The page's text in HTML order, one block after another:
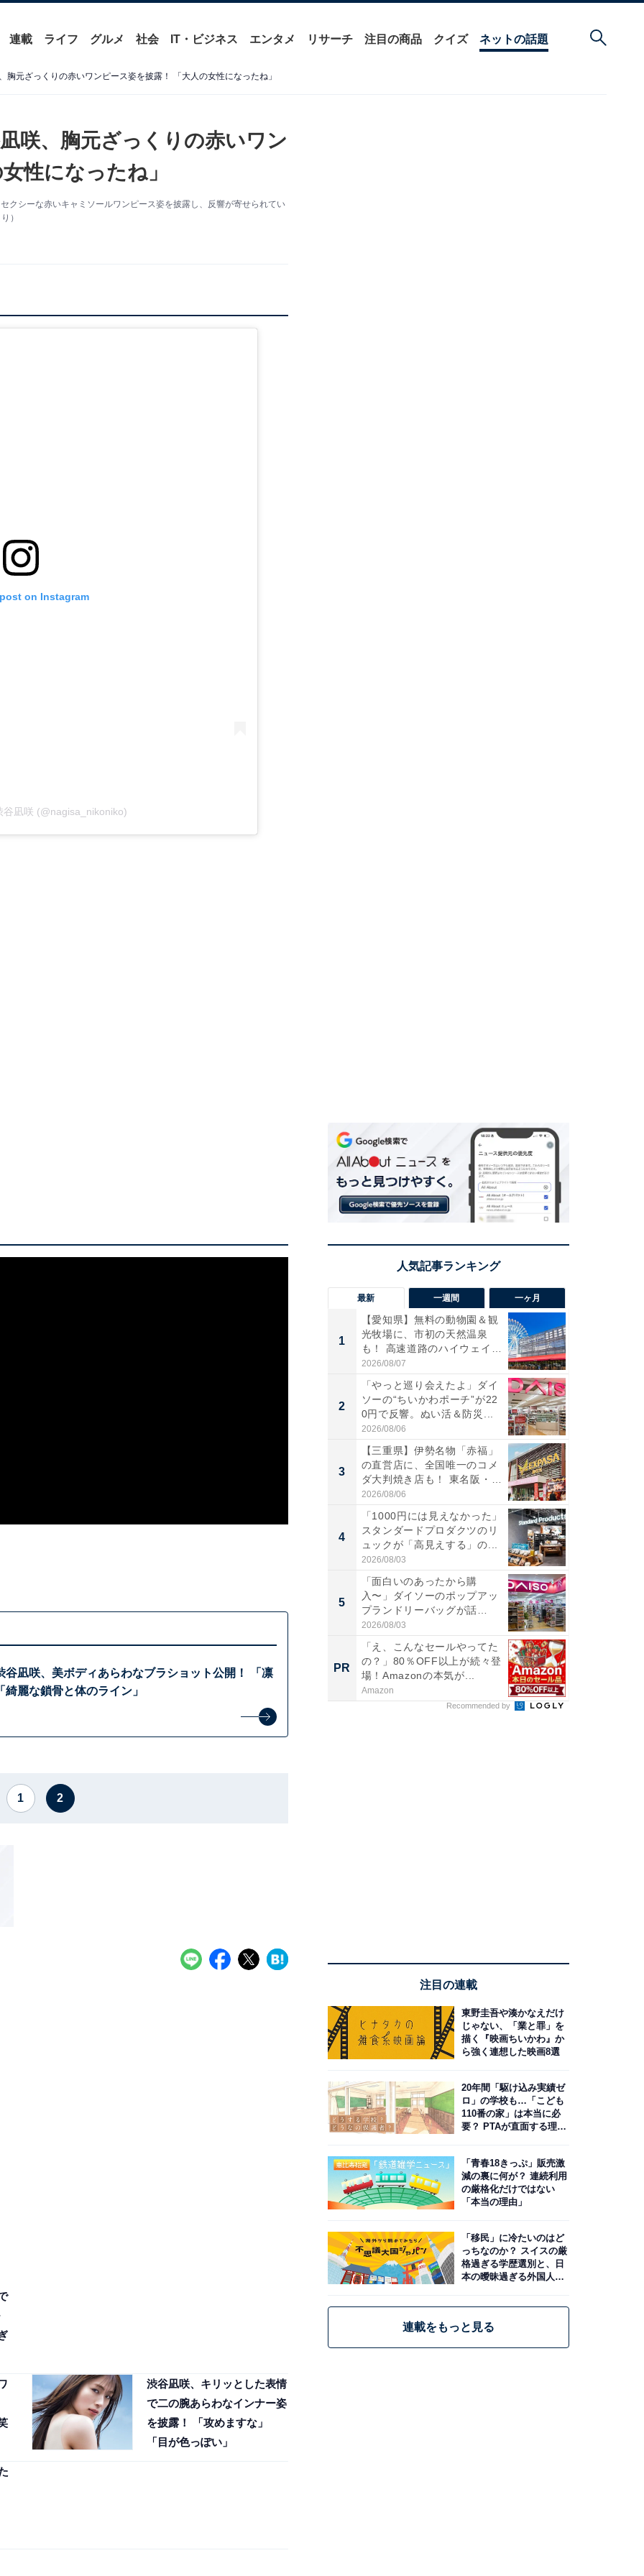
連載 ライフ グルメ 社会 IT・ビジネス エンタメ リサーチ 注目の商品 クイズ ネットの話題
胸元ざっくりの赤いワンピース姿を披露！ 「大人の女性になったね」
咲、胸元ざっくりの赤いワン
性になったね」
クシーな赤いキャミソールワンピース姿を披露し、反響が寄せられてい
）
on Instagram
谷凪咲 (@nagisa_nikoniko)
谷凪咲、美ボディあらわなブラショット公開！ 「凛
綺麗な鎖骨と体のライン」
1 2
渋谷凪咲、キリッとした表情
で二の腕あらわなインナー姿
を披露！ 「攻めますな」
「目が色っぽい」
最新 一週間 一ヶ月
1
【愛知県】無料の動物園＆観
光牧場に、市初の天然温泉
も！ 高速道路のハイウェイオ
ア...
2026/08/07
2
「やっと巡り会えたよ」ダイ
ソーの“ちいかわポーチ”が22
0円で反響。ぬい活＆防災...
2026/08/06
3
【三重県】伊勢名物「赤福」
の直営店に、全国唯一のコメ
ダ大判焼き店も！ 東名阪・
伊...
2026/08/06
4
「1000円には見えなかった」
スタンダードプロダクツのリ
ュックが「高見えする」の...
2026/08/03
5
「面白いのあったから購
入〜」ダイソーのポップアッ
プランドリーバッグが話
題。“さま...
2026/08/03
PR
「え、こんなセールやってた
の？」80％OFF以上が続々登
場！Amazonの本気が...
Amazon
Recommended by
注目の連載
東野圭吾や湊かなえだけ
じゃない、「業と罪」を
描く『映画ちいかわ』か
ら強く連想した映画8選
20年間「駆け込み実績ゼ
ロ」の学校も…「こども
110番の家」は本当に必
要？ PTAが直面する理想
「青春18きっぷ」販売激
減の裏に何が？ 連続利用
の厳格化だけではない
「本当の理由」
「移民」に冷たいのはど
っちなのか？ スイスの厳
格過ぎる学歴選別と、日
本の曖昧過ぎる外国人政
連載をもっと見る